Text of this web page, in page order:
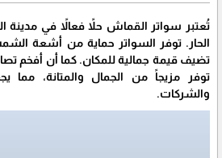
تُعتبر سواتر القماش حلاً فعالاً في مدينة
الحار. توفر السواتر حماية من أشعة
تضيف قيمة جمالية للمكان. كما أن أفخم
توفر مزيجاً من الجمال والمتانة، مما
والشركات.